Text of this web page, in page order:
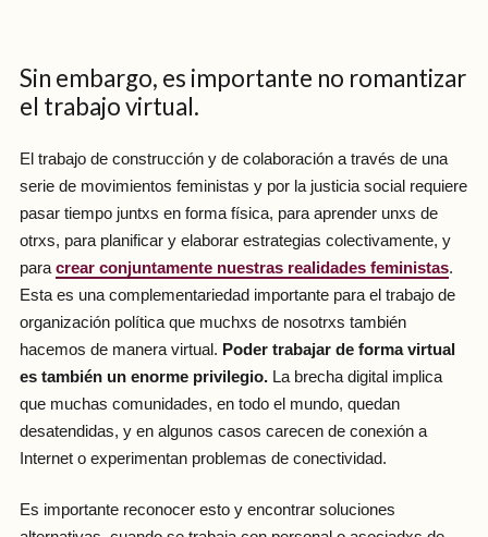
Sin embargo, es importante no romantizar
el trabajo virtual.
El trabajo de construcción y de colaboración a través de una
serie de movimientos feministas y por la justicia social requiere
pasar tiempo juntxs en forma física, para aprender unxs de
otrxs, para planificar y elaborar estrategias colectivamente, y
para crear conjuntamente nuestras realidades feministas.
Esta es una complementariedad importante para el trabajo de
organización política que muchxs de nosotrxs también
hacemos de manera virtual. Poder trabajar de forma virtual
es también un enorme privilegio.La brecha digital implica
que muchas comunidades, en todo el mundo, quedan
desatendidas, y en algunos casos carecen de conexión a
Internet o experimentan problemas de conectividad.
Es importante reconocer esto y encontrar soluciones